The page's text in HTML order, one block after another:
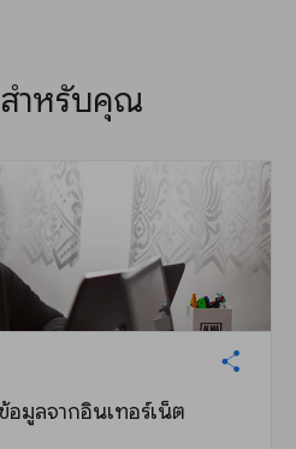
ำหรับคุณ
มูลจากอินเทอร์เน็ต